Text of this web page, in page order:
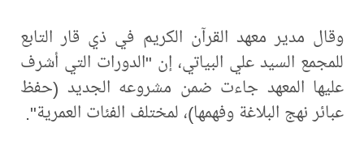
وقال مدير معهد القرآن الكريم في ذي قار التابع
للمجمع السيد علي البياتي، إن "الدورات التي أشرف
عليها المعهد جاءت ضمن مشروعه الجديد (حفظ
عبائر نهج البلاغة وفهمها)، لمختلف الفئات العمرية".